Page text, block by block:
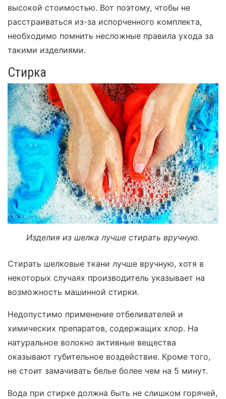
высокой стоимостью. Вот поэтому, чтобы не
расстраиваться из-за испорченного комплекта,
необходимо помнить несложные правила ухода за
такими изделиями.
Стирка
Изделия из шелка лучше стирать вручную.
Стирать шелковые ткани лучше вручную, хотя в
некоторых случаях производитель указывает на
возможность машинной стирки.
Недопустимо применение отбеливателей и
химических препаратов, содержащих хлор. На
натуральное волокно активные вещества
оказывают губительное воздействие. Кроме того,
не стоит замачивать белье более чем на 5 минут.
Вода при стирке должна быть не слишком горячей,